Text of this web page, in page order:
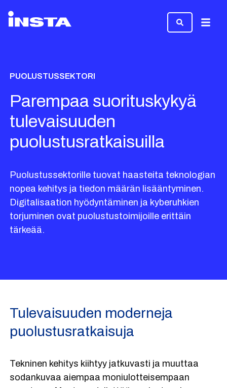
PUOLUSTUSSEKTORI
Parempaa suorituskykyä
tulevaisuuden
puolustusratkaisuilla
Puolustussektorille tuovat haasteita teknologian
nopea kehitys ja tiedon määrän lisääntyminen.
Digitalisaation hyödyntäminen ja kyberuhkien
torjuminen ovat puolustustoimijoille erittäin
tärkeää.
Tulevaisuuden moderneja
puolustusratkaisuja
Tekninen kehitys kiihtyy jatkuvasti ja muuttaa
sodankuvaa aiempaa moniulotteisempaan